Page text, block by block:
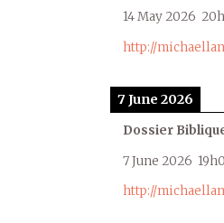
14 May 2026
http://
7 June 2026
Dossier
7 June 2026
http://